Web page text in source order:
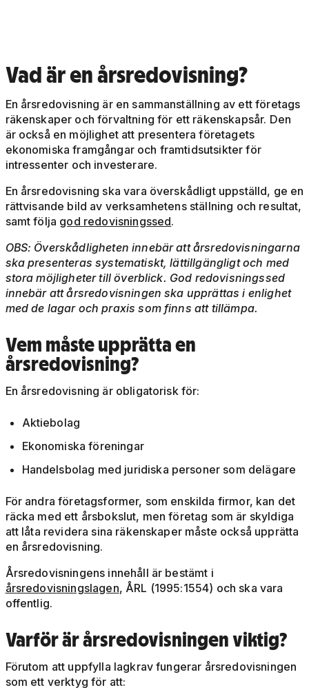
Vad är en årsredovisning?
En årsredovisning är en sammanställning av ett företags
räkenskaper och förvaltning för ett räkenskapsår. Den
är också en möjlighet att presentera företagets
ekonomiska framgångar och framtidsutsikter för
intressenter och investerare.
En årsredovisning ska vara överskådligt uppställd, ge en
rättvisande bild av verksamhetens ställning och resultat,
samt följa god redovisningssed.
OBS: Överskådligheten innebär att årsredovisningarna
ska presenteras systematiskt, lättillgängligt och med
stora möjligheter till överblick. God redovisningssed
innebär att årsredovisningen ska upprättas i enlighet
med de lagar och praxis som finns att tillämpa.
Vem måste upprätta en
årsredovisning?
En årsredovisning är obligatorisk för:
Aktiebolag
Ekonomiska föreningar
Handelsbolag med juridiska personer som delägare
För andra företagsformer, som enskilda firmor, kan det
räcka med ett årsbokslut, men företag som är skyldiga
att låta revidera sina räkenskaper måste också upprätta
en årsredovisning.
Årsredovisningens innehåll är bestämt i
årsredovisningslagen, ÅRL (1995:1554) och ska vara
offentlig.
Varför är årsredovisningen viktig?
Förutom att uppfylla lagkrav fungerar årsredovisningen
som ett verktyg för att: